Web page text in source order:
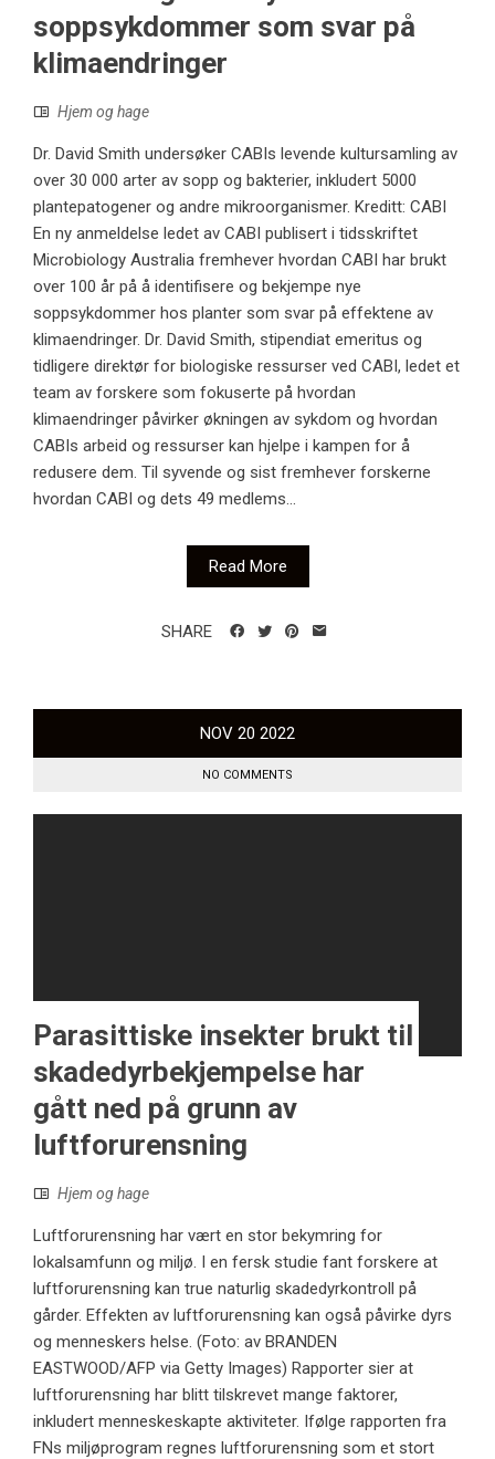
soppsykdommer som svar på
klimaendringer
Hjem og hage
Dr. David Smith undersøker CABIs levende kultursamling av
over 30 000 arter av sopp og bakterier, inkludert 5000
plantepatogener og andre mikroorganismer. Kreditt: CABI
En ny anmeldelse ledet av CABI publisert i tidsskriftet
Microbiology Australia fremhever hvordan CABI har brukt
over 100 år på å identifisere og bekjempe nye
soppsykdommer hos planter som svar på effektene av
klimaendringer. Dr. David Smith, stipendiat emeritus og
tidligere direktør for biologiske ressurser ved CABI, ledet et
team av forskere som fokuserte på hvordan
klimaendringer påvirker økningen av sykdom og hvordan
CABIs arbeid og ressurser kan hjelpe i kampen for å
redusere dem. Til syvende og sist fremhever forskerne
hvordan CABI og dets 49 medlems...
Read More
SHARE
NOV 20 2022
NO COMMENTS
Parasittiske insekter brukt til
skadedyrbekjempelse har
gått ned på grunn av
luftforurensning
Hjem og hage
Luftforurensning har vært en stor bekymring for
lokalsamfunn og miljø. I en fersk studie fant forskere at
luftforurensning kan true naturlig skadedyrkontroll på
gårder. Effekten av luftforurensning kan også påvirke dyrs
og menneskers helse. (Foto: av BRANDEN
EASTWOOD/AFP via Getty Images) Rapporter sier at
luftforurensning har blitt tilskrevet mange faktorer,
inkludert menneskeskapte aktiviteter. Ifølge rapporten fra
FNs miljøprogram regnes luftforurensning som et stort